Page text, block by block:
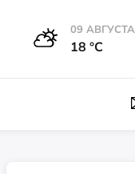
09 АВГУСТА
18 °С